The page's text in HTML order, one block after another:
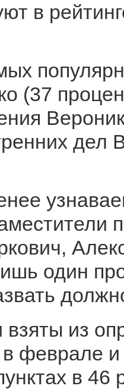
в
(37
дел
один
из
феврале
в 46